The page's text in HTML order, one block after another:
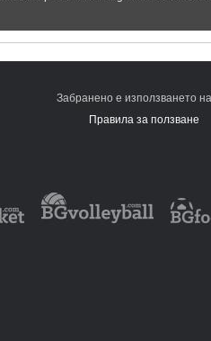
Забранено е използването
Правила за ползване